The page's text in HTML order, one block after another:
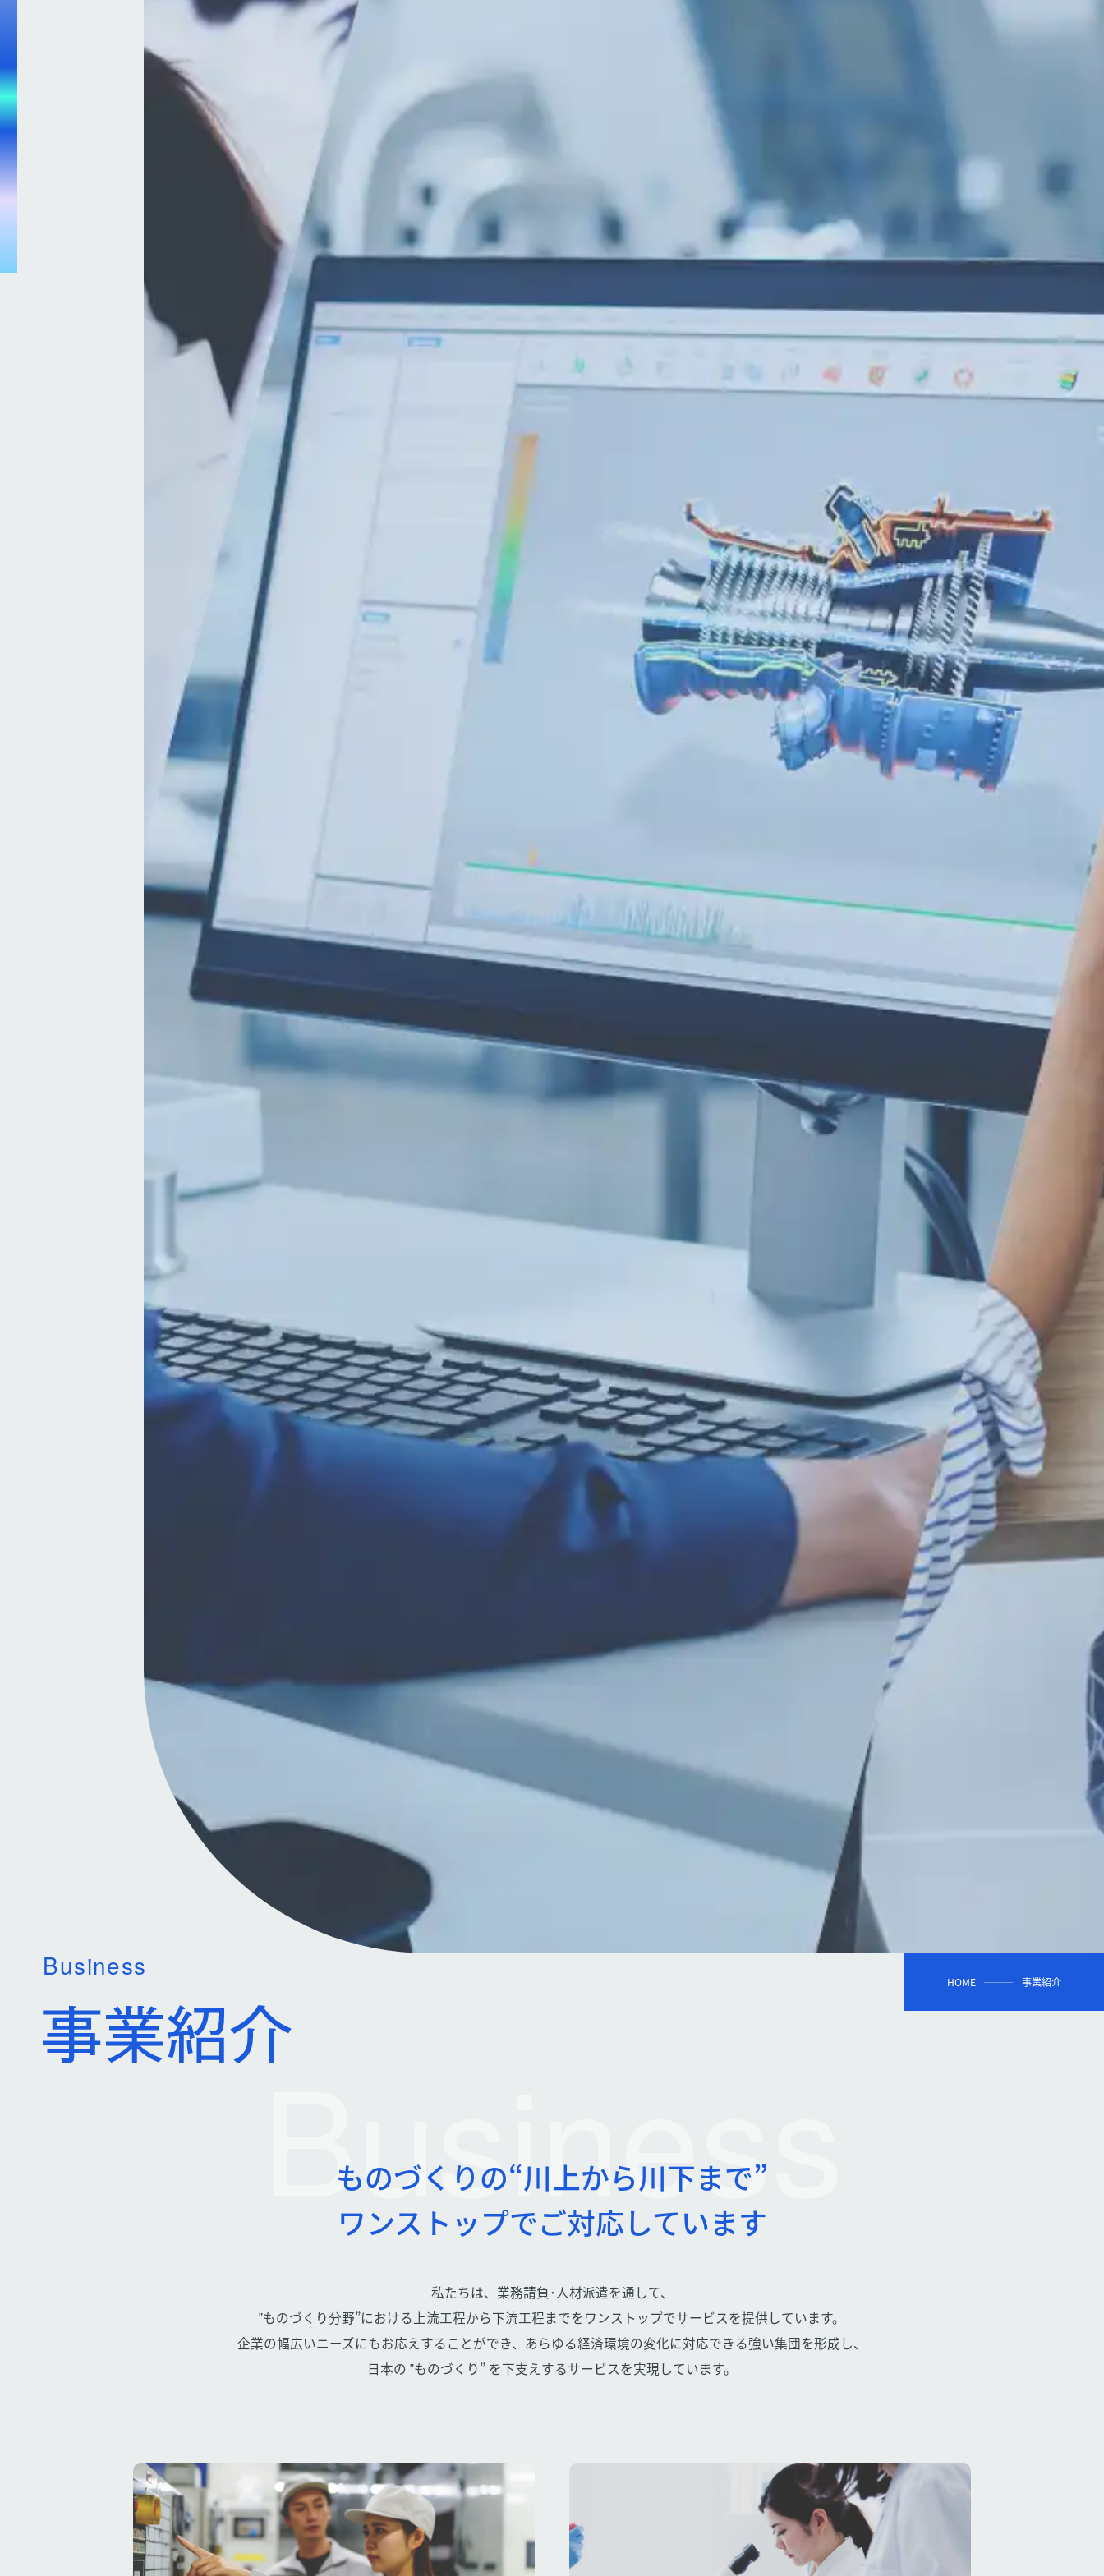
Business
HOME 事業紹介
Business
ものづくりの“川上から川下まで”
ワンストップでご対応しています
私たちは、業務請負･人材派遣を通して、
‟ものづくり分野”における上流工程から下流工程までをワンストップでサービスを提供しています。
企業の幅広いニーズにもお応えすることができ、あらゆる経済環境の変化に対応できる強い集団を形成し、
日本の ‟ものづくり” を下支えするサービスを実現しています。